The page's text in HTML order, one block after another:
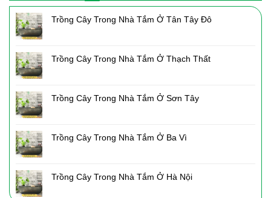
Trồng Cây Trong Nhà Tắm Ở Tân Tây Đô
Trồng Cây Trong Nhà Tắm Ở Thạch Thất
Trồng Cây Trong Nhà Tắm Ở Sơn Tây
Trồng Cây Trong Nhà Tắm Ở Ba Vì
Trồng Cây Trong Nhà Tắm Ở Hà Nội